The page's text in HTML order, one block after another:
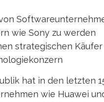
wie Sony zu werden
strategischen
hat in den letzten
wie Huawei